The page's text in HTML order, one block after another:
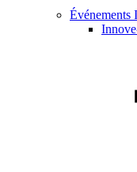
Événements